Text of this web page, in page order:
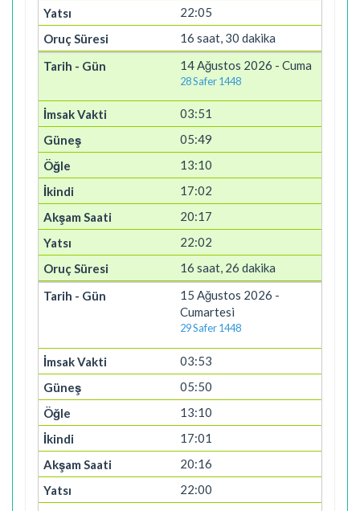
22:05
16 saat, 30 dakika
14 Ağustos 2026 - Cuma
28 Safer 1448
03:51
05:49
13:10
17:02
20:17
22:02
16 saat, 26 dakika
15 Ağustos 2026 -
Cumartesi
29 Safer 1448
03:53
05:50
13:10
17:01
20:16
22:00